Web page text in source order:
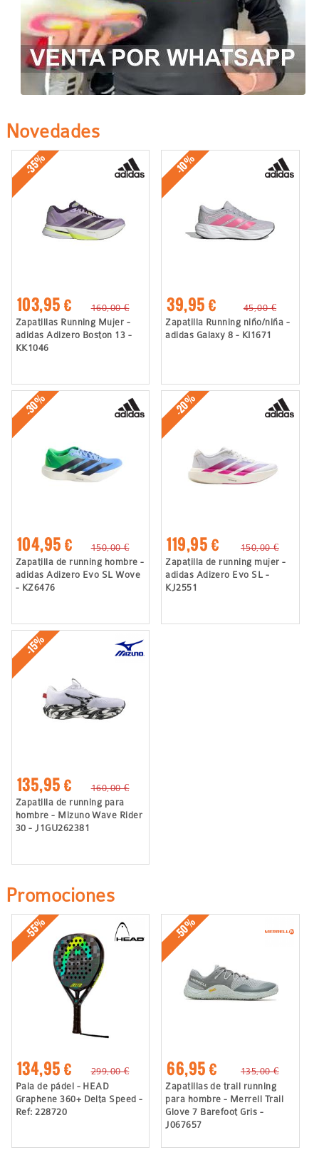
Novedades
-35%
103,95 €
160,00 €
Zapatillas Running Mujer -
adidas Adizero Boston 13 -
KK1046
-10%
39,95 €
45,00 €
Zapatilla Running niño/niña -
adidas Galaxy 8 - KI1671
-30%
104,95 €
150,00 €
Zapatilla de running hombre -
adidas Adizero Evo SL Wove
- KZ6476
-20%
119,95 €
150,00 €
Zapatilla de running mujer -
adidas Adizero Evo SL -
KJ2551
-15%
135,95 €
160,00 €
Zapatilla de running para
hombre - Mizuno Wave Rider
30 - J1GU262381
Promociones
-55%
134,95 €
299,00 €
Pala de pádel - HEAD
Graphene 360+ Delta Speed -
Ref: 228720
-50%
66,95 €
135,00 €
Zapatillas de trail running
para hombre - Merrell Trail
Glove 7 Barefoot Gris -
J067657